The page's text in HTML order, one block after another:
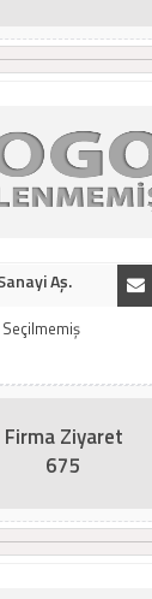
Aş.
Firma Ziyaret
675